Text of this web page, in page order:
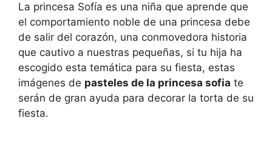
La princesa Sofía es una niña que aprende que
el comportamiento noble de una princesa debe
de salir del corazón, una conmovedora historia
que cautivo a nuestras pequeñas, si tu hija ha
escogido esta temática para su fiesta, estas
imágenes de pasteles de la princesa sofia te
serán de gran ayuda para decorar la torta de su
fiesta.